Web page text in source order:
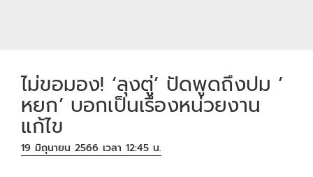
ไม่ขอมอง! ‘ลุงตู่’ ปัดพูดถึงปม ’
หยก’ บอกเป็นเรื่องหน่วยงาน
แก้ไข
19 มิถุนายน 2566 เวลา 12:45 น.